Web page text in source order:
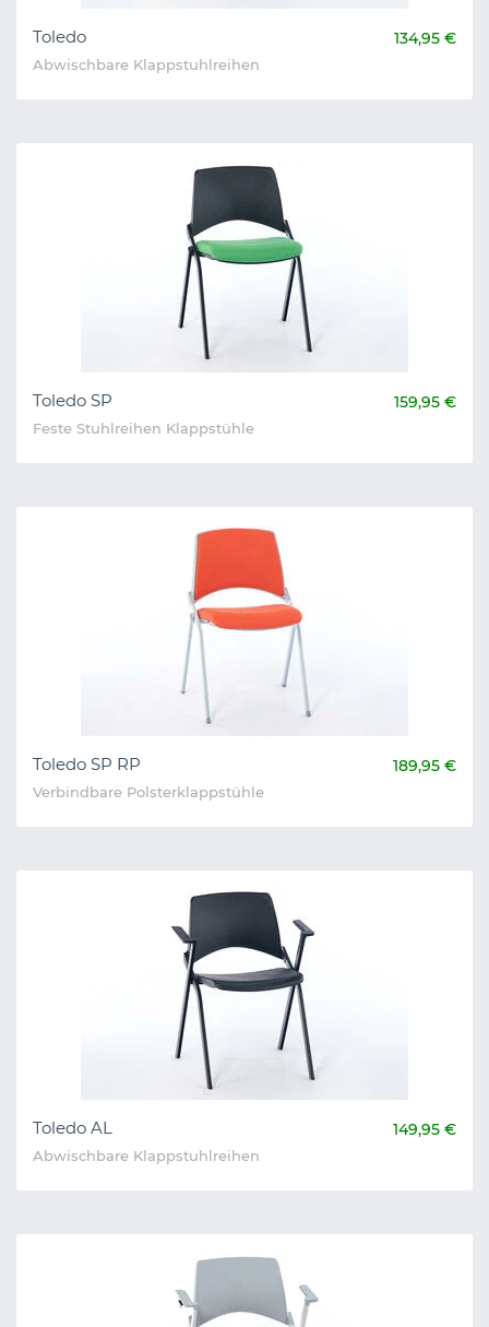
Toledo 134,95 €
Abwischbare Klappstuhlreihen
Toledo SP 159,95 €
Feste Stuhlreihen Klappstühle
Toledo SP RP 189,95 €
Verbindbare Polsterklappstühle
Toledo AL 149,95 €
Abwischbare Klappstuhlreihen